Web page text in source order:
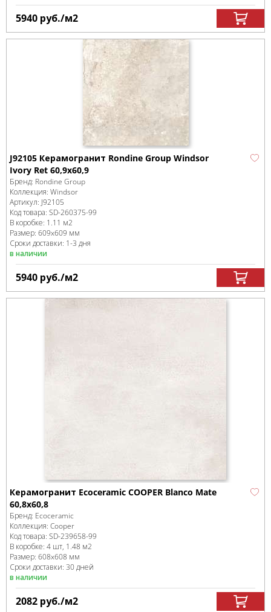
5940 руб./м2
J92105 Керамогранит Rondine Group Windsor
Ivory Ret 60,9x60,9
Бренд: Rondine Group
Коллекция: Windsor
Артикул: J92105
Код товара: SD-260375-99
В коробке: 1.11 м2
Размер: 609x609 мм
Сроки доставки: 1-3 дня
в наличии
5940 руб./м2
Керамогранит Ecoceramic COOPER Blanco Mate
60,8x60,8
Бренд: Ecoceramic
Коллекция: Cooper
Код товара: SD-239658-99
В коробке: 4 шт, 1.48 м2
Размер: 608x608 мм
Сроки доставки: 30 дней
в наличии
2082 руб./м2